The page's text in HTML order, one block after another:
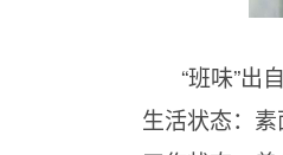
“班味”出
生活状态：